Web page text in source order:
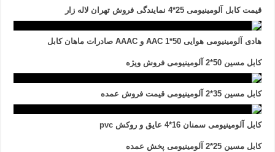
قیمت کابل آلومینیومی 25*4 نمایندگی فروش تهران لاله زار
هادی آلومینیومی هوایی 50*1 AAC و AAAC صادرات ماهان کابل
کابل مسین 50*2 آلومینیومی فروش ویژه
کابل مسین 35*2 آلومینیومی قیمت فروش عمده
کابل آلومینیومی سمنان 16*4 عایق و روکش pvc
کابل مسین 25*2 آلومینیومی پخش عمده